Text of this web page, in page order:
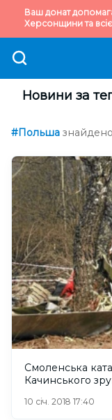
Ваш донат
Херсонщини та
Новини за
#Польша знайдено
Смоленська
Качинського
10 січ. 2018 17:40